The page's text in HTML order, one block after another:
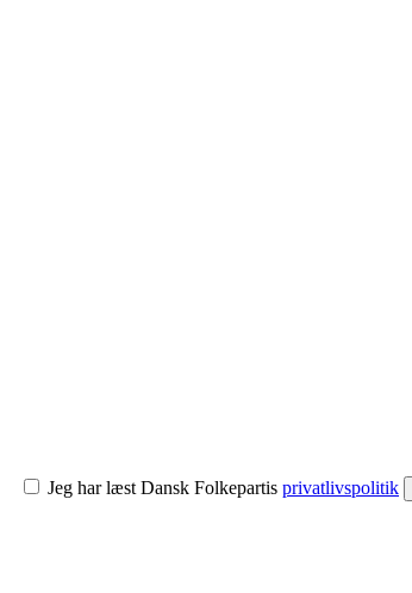
Jeg har læst Dansk Folkepartis privatlivspolitik